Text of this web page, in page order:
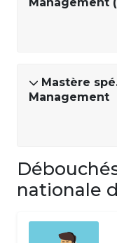
Mastère
Management
nationale